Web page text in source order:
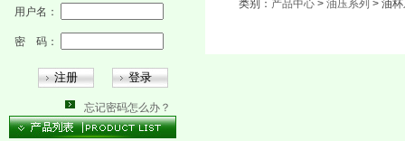
用户名：
密 码：
忘记密码怎么办？
类别： 产品中心 > 油压系列 > 油